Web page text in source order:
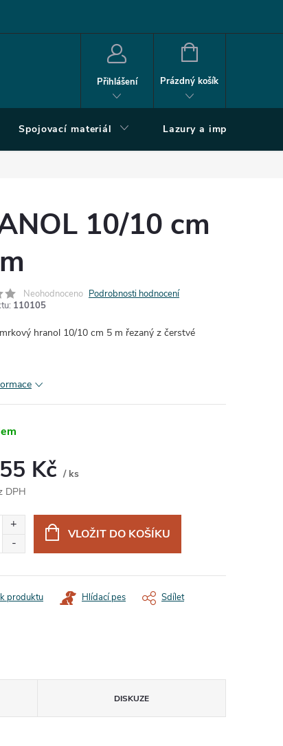
Přihlášení
NÁKUPNÍ
Prázdný košík
Spojovací materiál Lazury a impregnace
10/10 cm
Neohodnoceno Podrobnosti hodnocení
110105
hranol 10/10 cm 5 m řezaný z čerstvé
Kč / ks
DPH
VLOŽIT DO KOŠÍKU
produktu Hlídací pes Sdílet
DISKUZE